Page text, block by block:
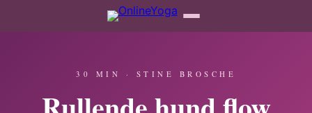
30 MIN · STINE BROSCHE